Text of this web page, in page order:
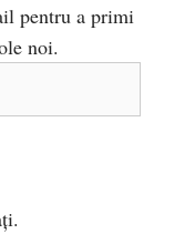
pentru a primi
noi.